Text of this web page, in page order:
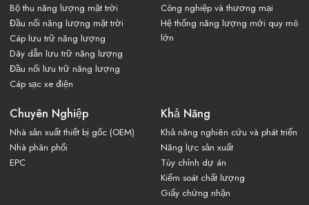
Bộ thu năng lượng mặt trời
Đầu nối năng lượng mặt trời
Cáp lưu trữ năng lượng
Dây dẫn lưu trữ năng lượng
Đầu nối lưu trữ năng lượng
Cáp sạc xe điện
Công nghiệp và thương mại
Hệ thống năng lượng mới quy mô
lớn
Chuyên Nghiệp
Nhà sản xuất thiết bị gốc (OEM)
Nhà phân phối
EPC
Khả Năng
Khả năng nghiên cứu và phát triển
Năng lực sản xuất
Tùy chỉnh dự án
Kiểm soát chất lượng
Giấy chứng nhận